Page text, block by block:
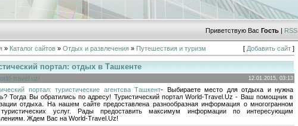
Приветствую Вас Гость | RSS
» Каталог сайтов » Отдых и развлечения » Путешествия и туризм [ Добавить сайт ]
портал: отдых в Ташкенте
travel.uz/ 12.01.2015, 03:13
портал: туристические агентсва Ташкент- Выбираете место для отдыха и нужна
Тогда Вы обратились по адресу! Туристический портал World-Travel.Uz - Ваш помощник в
отдыха. На нашем сайте предоставлена разнообразная информация о многогранном
услуг. Рады предоставить максимум информации по интересующим
Ждем Вас на World-Travel.Uz!